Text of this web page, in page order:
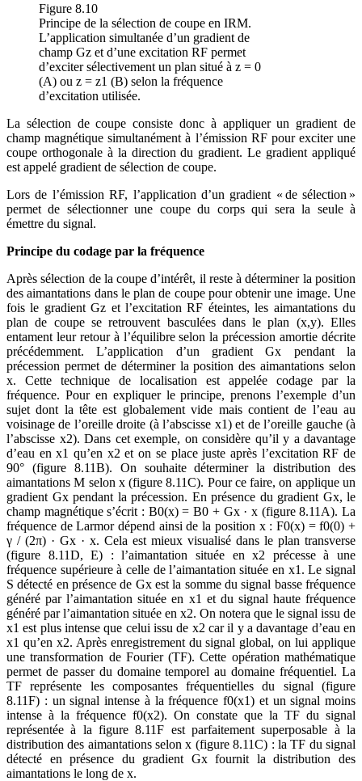
Figure 8.10
Principe de la sélection de coupe en IRM.
L’application simultanée d’un gradient de
champ Gz et d’une excitation RF permet
d’exciter sélectivement un plan situé à z = 0
(A) ou z = z1 (B) selon la fréquence
d’excitation utilisée.
La sélection de coupe consiste donc à appliquer un gradient de
champ magnétique simultanément à l’émission RF pour exciter une
coupe orthogonale à la direction du gradient. Le gradient appliqué
est appelé gradient de sélection de coupe.
Lors de l’émission RF, l’application d’un gradient « de sélection »
permet de sélectionner une coupe du corps qui sera la seule à
émettre du signal.
Principe du codage par la fréquence
Après sélection de la coupe d’intérêt, il reste à déterminer la position
des aimantations dans le plan de coupe pour obtenir une image. Une
fois le gradient Gz et l’excitation RF éteintes, les aimantations du
plan de coupe se retrouvent basculées dans le plan (x,y). Elles
entament leur retour à l’équilibre selon la précession amortie décrite
précédemment. L’application d’un gradient Gx pendant la
précession permet de déterminer la position des aimantations selon
x. Cette technique de localisation est appelée codage par la
fréquence. Pour en expliquer le principe, prenons l’exemple d’un
sujet dont la tête est globalement vide mais contient de l’eau au
voisinage de l’oreille droite (à l’abscisse x1) et de l’oreille gauche (à
l’abscisse x2). Dans cet exemple, on considère qu’il y a davantage
d’eau en x1 qu’en x2 et on se place juste après l’excitation RF de
90° (figure 8.11B). On souhaite déterminer la distribution des
aimantations M selon x (figure 8.11C). Pour ce faire, on applique un
gradient Gx pendant la précession. En présence du gradient Gx, le
champ magnétique s’écrit : B0(x) = B0 + Gx · x (figure 8.11A). La
fréquence de Larmor dépend ainsi de la position x : F0(x) = f0(0) +
γ / (2π) · Gx · x. Cela est mieux visualisé dans le plan transverse
(figure 8.11D, E) : l’aimantation située en x2 précesse à une
fréquence supérieure à celle de l’aimantation située en x1. Le signal
S détecté en présence de Gx est la somme du signal basse fréquence
généré par l’aimantation située en x1 et du signal haute fréquence
généré par l’aimantation située en x2. On notera que le signal issu de
x1 est plus intense que celui issu de x2 car il y a davantage d’eau en
x1 qu’en x2. Après enregistrement du signal global, on lui applique
une transformation de Fourier (TF). Cette opération mathématique
permet de passer du domaine temporel au domaine fréquentiel. La
TF représente les composantes fréquentielles du signal (figure
8.11F) : un signal intense à la fréquence f0(x1) et un signal moins
intense à la fréquence f0(x2). On constate que la TF du signal
représentée à la figure 8.11F est parfaitement superposable à la
distribution des aimantations selon x (figure 8.11C) : la TF du signal
détecté en présence du gradient Gx fournit la distribution des
aimantations le long de x.